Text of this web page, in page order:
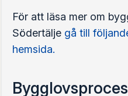
För att läsa mer om
Södertälje gå till
hemsida.